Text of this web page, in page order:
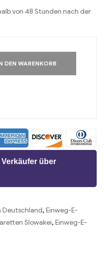
von 48 Stunden nach der
DEN WARENKORB
über
Deutschland, Einweg-E-
Slowakei, Einweg-E-